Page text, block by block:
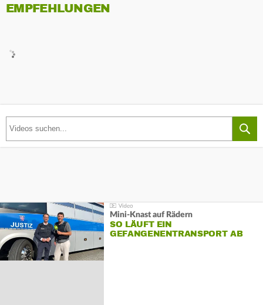
EMPFEHLUNGEN
Mini-Knast auf Rädern
SO LÄUFT EIN
GEFANGENENTRANSPORT AB